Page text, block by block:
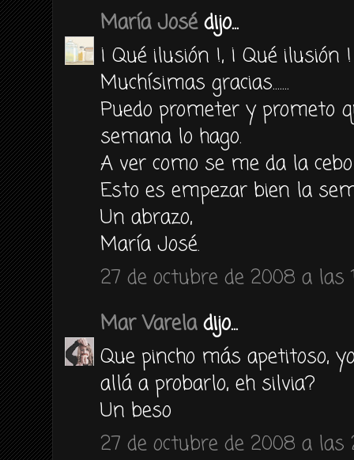
María Josédijo...
¡ Qué ilusión !, ¡ Qué ilusión !
Muchísimas gracias.......
Puedo prometer y prometo
semana lo hago.
A ver como se me da la
Esto es empezar bien la
Un abrazo,
María José.
27 de octubre de 2008 a las
Mar Vareladijo...
Que pincho más apetitoso,
allá a probarlo, eh silvia?
Un beso
27 de octubre de 2008 a las